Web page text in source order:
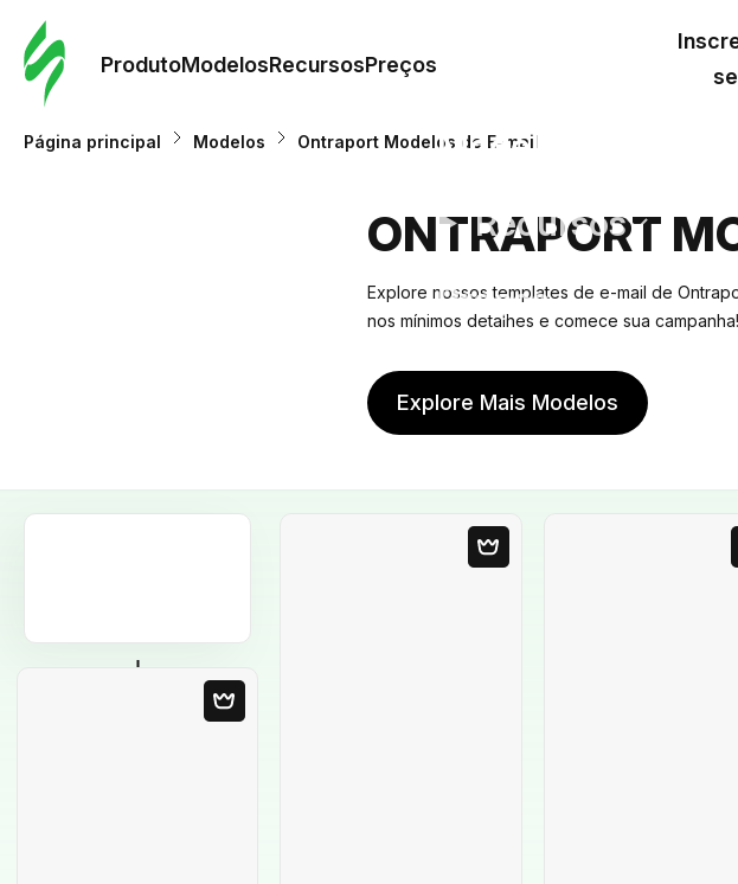
ProdutoModelosRecursosPreços
Modelos
Recursos
Preços
se
Página principal Modelos Ontraport Modelos de E-mail
ONTRAPORT
Explore nossos templates de e-mail de
nos mínimos detalhes e comece sua campanha!
Explore Mais Modelos